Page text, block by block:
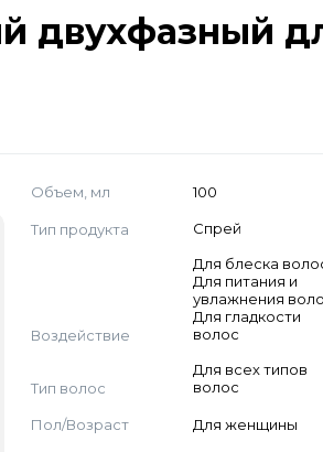
двухфазный
Объем, мл 100
Тип продукта Спрей
Воздействие
Для блеска
Для питания и
увлажнения
Для гладкости
волос
Тип волос
Для всех типов
волос
Пол/Возраст Для женщины